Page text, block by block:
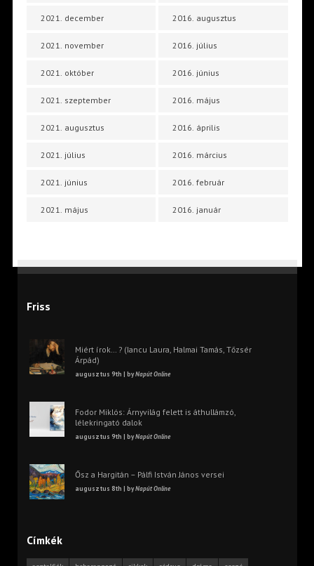
2021. december
2021. november
2021. október
2021. szeptember
2021. augusztus
2021. július
2021. június
2021. május
2016. augusztus
2016. július
2016. június
2016. május
2016. április
2016. március
2016. február
2016. január
Friss
Miért írok… ? (Iancu Laura, Halmai Tamás, Tőzsér
Árpád)
augusztus 9th | byNapút Online
Fodor Miklós: Árnyvilág felett is áthullámzó,
lélekringató dalok
augusztus 9th | byNapút Online
Ősz a Hargitán – Pálfi István János versei
augusztus 8th | byNapút Online
Címkék